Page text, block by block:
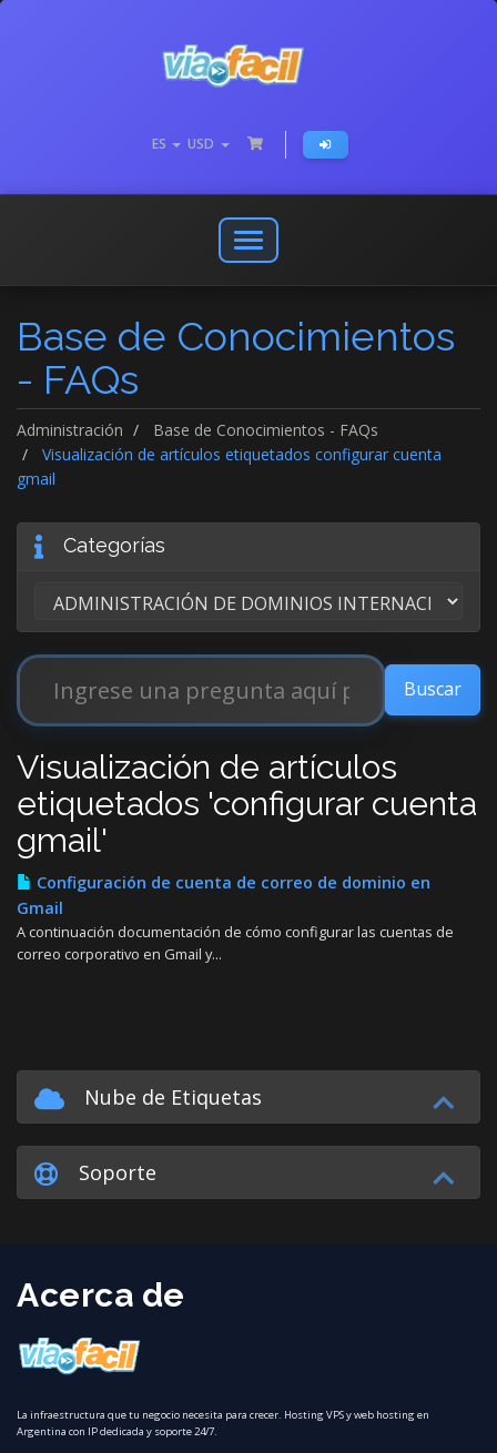
ES USD
Abrir
o
menú
de
Base de Conocimientos
- FAQs
Administración
Base de Conocimientos - FAQs
Visualización de artículos etiquetados configurar cuenta
gmail
Categorías
Visualización de artículos
etiquetados 'configurar cuenta
gmail'
Configuración de cuenta de correo de dominio en
Gmail
A continuación documentación de cómo configurar las cuentas de
correo corporativo en Gmail y...
Nube de Etiquetas
Soporte
Acerca de
La infraestructura que tu negocio necesita para crecer. Hosting VPS y web hosting en
Argentina con IP dedicada y soporte 24/7.